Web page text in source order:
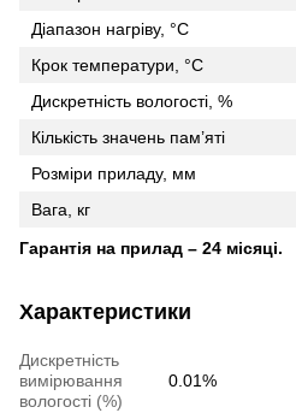
Діапазон нагріву, °C
Крок температури, °C
Дискретність вологості, %
Кількість значень пам’яті
Розміри приладу, мм
Вага, кг
Гарантія на прилад – 24 місяці.
Характеристики
Дискретність
вимірювання
вологості (%)
0.01%